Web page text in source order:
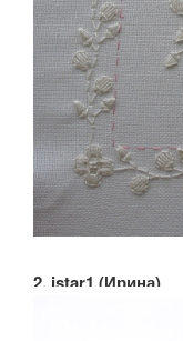
2. istar1 (Ирина)